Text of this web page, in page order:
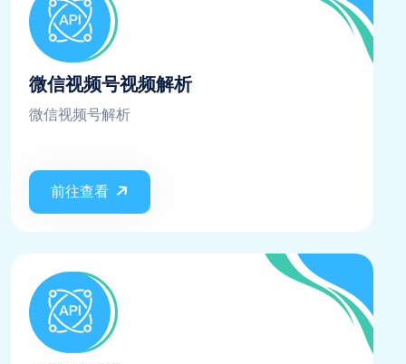
微信视频号视频解析
微信视频号解析
前往查看